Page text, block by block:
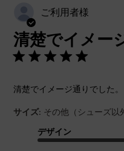
ご利用者様
清楚でイメー
清楚でイメージ通りでした。
サイズ: その他（シューズ以
デザイン